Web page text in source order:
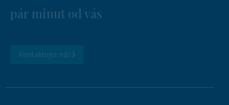
pár minut od vás
Kontaktujte nás